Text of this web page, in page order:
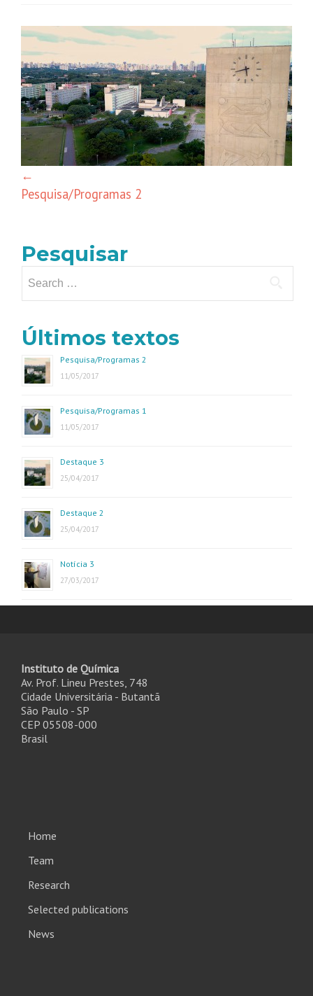
Post
navigation
←
Pesquisa/Programas 2
Pesquisar
for:
Últimos textos
Pesquisa/Programas 2
11/05/2017
Pesquisa/Programas 1
11/05/2017
Destaque 3
25/04/2017
Destaque 2
25/04/2017
Notícia 3
27/03/2017
Instituto de Química
Av. Prof. Lineu Prestes, 748
Cidade Universitária - Butantã
São Paulo - SP
CEP 05508-000
Brasil
Home
Team
Research
Selected publications
News